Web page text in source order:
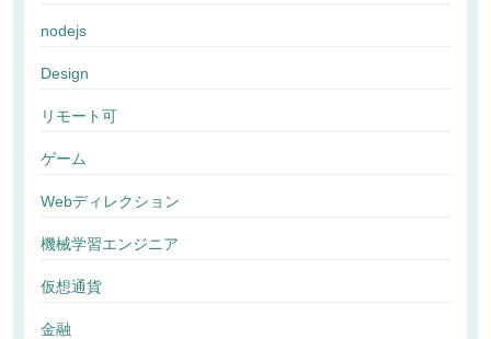
nodejs
Design
リモート可
ゲーム
Webディレクション
機械学習エンジニア
仮想通貨
金融